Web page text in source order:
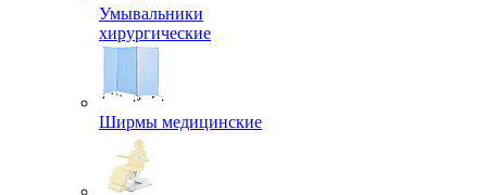
Умывальники
хирургические
Ширмы медицинские